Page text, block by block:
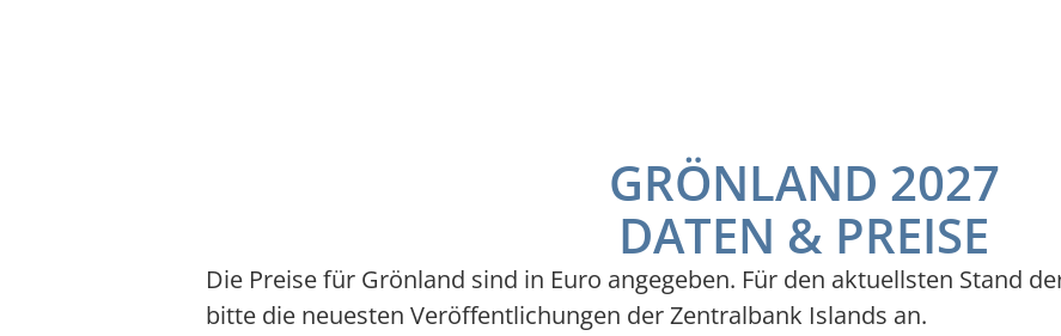
GRÖNLAND 2027
DATEN & PREISE
Die Preise für Grönland sind in Euro angegeben. Für den aktuellsten Stand
bitte die neuesten Veröffentlichungen der Zentralbank Islands an.